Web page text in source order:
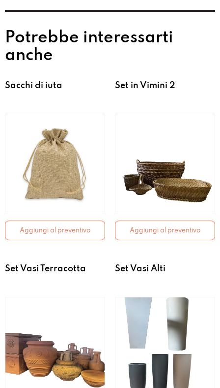
Potrebbe interessarti
anche
Sacchi di iuta
Aggiungi al preventivo
Set in Vimini 2
Aggiungi al preventivo
Set Vasi Terracotta Set Vasi Alti